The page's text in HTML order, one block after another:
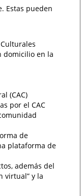
Estas pueden
domicilio en la
(CAC)
por el CAC
de
plataforma de
además del
virtual” y la